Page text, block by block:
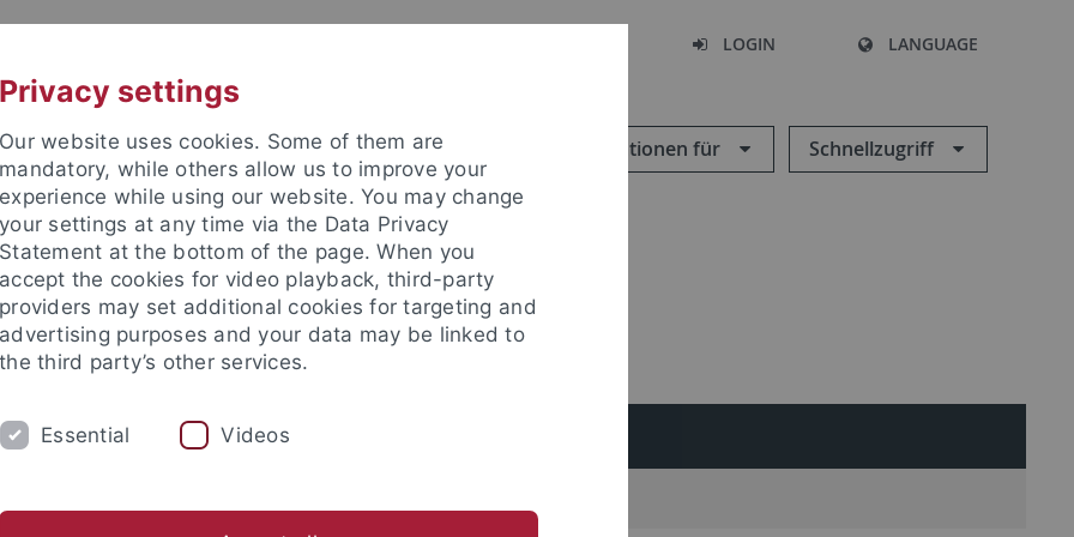
LOGIN LANGUAGE
Informationen für Schnellzugriff
FORSCHUNG KONTAKT
Privacy settings
Our website uses cookies. Some of them are
mandatory, while others allow us to improve your
experience while using our website. You may change
your settings at any time via the Data Privacy
Statement at the bottom of the page. When you
accept the cookies for video playback, third-party
providers may set additional cookies for targeting and
advertising purposes and your data may be linked to
the third party’s other services.
Essential Videos